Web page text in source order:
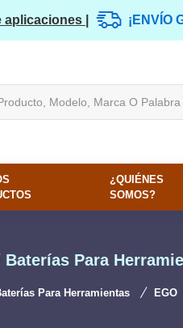
| ¡ENVÍO
¿QUIÉNES
SOMOS?
Baterías Para
Para Herramientas EGO